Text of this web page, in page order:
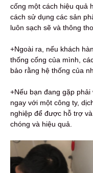
cống một cách hiệu quả
cách sử dụng các sản
luôn sạch sẽ và thông
+Ngoài ra, nếu khách
thống cống của mình,
bảo rằng hệ thống của
+Nếu bạn đang gặp phải
ngay với một công ty,
nghiệp để được hỗ trợ
chóng và hiệu quả.